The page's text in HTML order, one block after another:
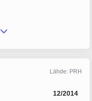
Lähde: PRH
12/2014